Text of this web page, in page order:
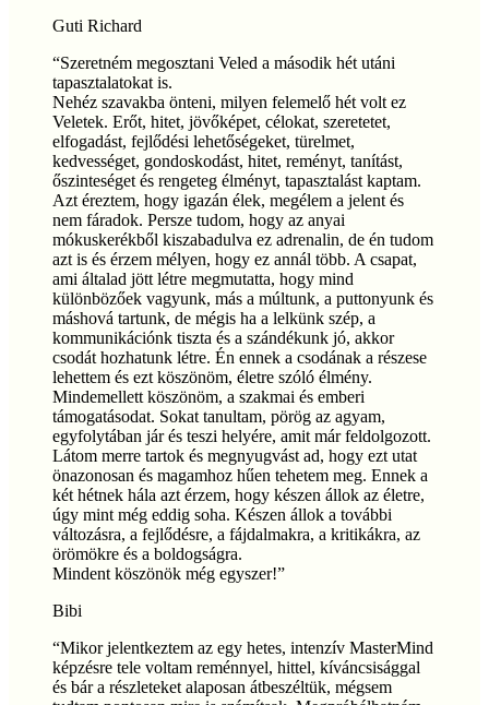
Guti Richard
“Szeretném megosztani Veled a második hét utáni
tapasztalatokat is.
Nehéz szavakba önteni, milyen felemelő hét volt ez
Veletek. Erőt, hitet, jövőképet, célokat, szeretetet,
elfogadást, fejlődési lehetőségeket, türelmet,
kedvességet, gondoskodást, hitet, reményt, tanítást,
őszinteséget és rengeteg élményt, tapasztalást kaptam.
Azt éreztem, hogy igazán élek, megélem a jelent és
nem fáradok. Persze tudom, hogy az anyai
mókuskerékből kiszabadulva ez adrenalin, de én tudom
azt is és érzem mélyen, hogy ez annál több. A csapat,
ami általad jött létre megmutatta, hogy mind
különbözőek vagyunk, más a múltunk, a puttonyunk és
máshová tartunk, de mégis ha a lelkünk szép, a
kommunikációnk tiszta és a szándékunk jó, akkor
csodát hozhatunk létre. Én ennek a csodának a részese
lehettem és ezt köszönöm, életre szóló élmény.
Mindemellett köszönöm, a szakmai és emberi
támogatásodat. Sokat tanultam, pörög az agyam,
egyfolytában jár és teszi helyére, amit már feldolgozott.
Látom merre tartok és megnyugvást ad, hogy ezt utat
önazonosan és magamhoz hűen tehetem meg. Ennek a
két hétnek hála azt érzem, hogy készen állok az életre,
úgy mint még eddig soha. Készen állok a további
változásra, a fejlődésre, a fájdalmakra, a kritikákra, az
örömökre és a boldogságra.
Mindent köszönök még egyszer!”
Bibi
“Mikor jelentkeztem az egy hetes, intenzív MasterMind
képzésre tele voltam reménnyel, hittel, kíváncsisággal
és bár a részleteket alaposan átbeszéltük, mégsem